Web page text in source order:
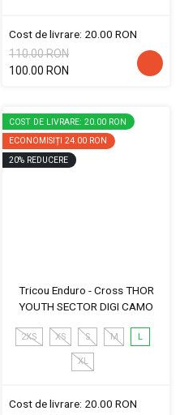
Cost de livrare: 20.00 RON
110.00 RON
100.00 RON
COST DE LIVRARE: 20.00 RON
ECONOMISIȚI 24.00 RON
20% REDUCERE
Tricou Enduro - Cross THOR
YOUTH SECTOR DIGI CAMO
2XS XS S M L
XL
Cost de livrare: 20.00 RON